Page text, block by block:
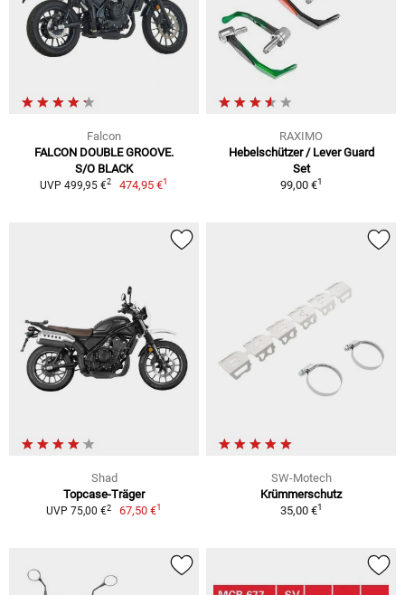
Falcon
FALCON DOUBLE GROOVE.
S/O BLACK
UVP 499,95 €2 474,95 €1
RAXIMO
Hebelschützer / Lever Guard
Set
99,00 €1
Shad
Topcase-Träger
UVP 75,00 €2 67,50 €1
SW-Motech
Krümmerschutz
35,00 €1